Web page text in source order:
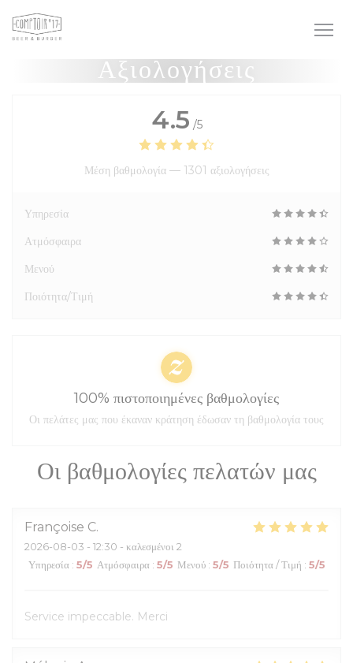
Πίνακας διαχείρισης "Μπισκότων" (Cookies)
Αξιολογήσεις
Οι βαθμολογίες πελατών μας
Françoise C
2026-08-03 - 12:30 - καλεσμένοι 2
Υπηρεσία : 5/5 Ατμόσφαιρα : 5/5 Μενού : 5/5 Ποιότητα / Τιμή : 5/5
Service impeccable. Merci
4.5 /5
Μέση βαθμολογία — 1301 αξιολογήσεις
Υπηρεσία
Ατμόσφαιρα
Μενού
Ποιότητα/Τιμή
100% πιστοποιημένες βαθμολογίες
Οι πελάτες μας που έκαναν κράτηση έδωσαν τη βαθμολογία τους